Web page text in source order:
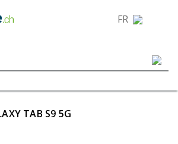
FR
TAB S9 5G